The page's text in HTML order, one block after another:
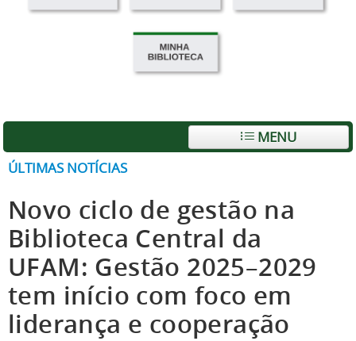
MENU
ÚLTIMAS NOTÍCIAS
Novo ciclo de gestão na
Biblioteca Central da
UFAM: Gestão 2025–2029
tem início com foco em
liderança e cooperação